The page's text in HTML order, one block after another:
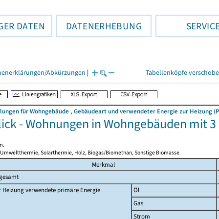
DATEN DATENERHEBUNG
Abkürzungen | Tabellenköpfe
für Wohngebäude , Gebäudeart und verwendeter Energie zur Heizung
- Wohnungen in Wohngebäuden mit
Solarthermie, Holz, Biogas/Biomethan, Sonstige Biomasse.
Merkmal
Heizung verwendete primäre Energie
Öl
Gas
Strom